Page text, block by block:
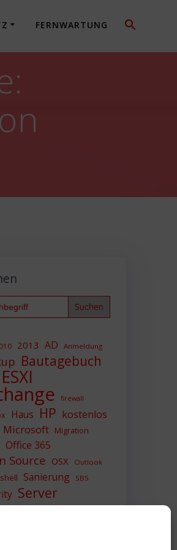
FERNWARTUNG
2013 AD Anmeldung
Bautagebuch
ESXI
firewall
Haus HP kostenlos
Microsoft Migration
Office 365
Source OSX Outlook
Sanierung SBS
Server
SIEM